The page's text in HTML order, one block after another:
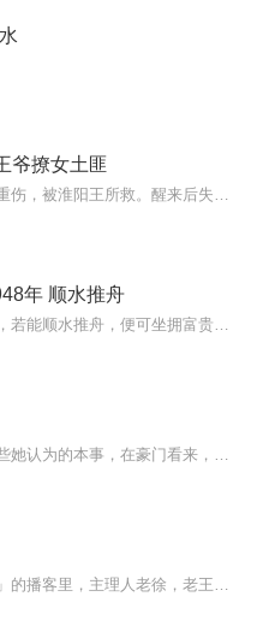
爷撩女土匪
年 顺水推舟